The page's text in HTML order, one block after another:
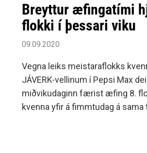
Breyttur æfingatími
flokki í þessari viku
09.09.2020
Vegna leiks meistaraflokks
JÁVERK-vellinum í Pepsi Max
miðvikudaginn færist æfing 8.
kvenna yfir á fimmtudag á sama